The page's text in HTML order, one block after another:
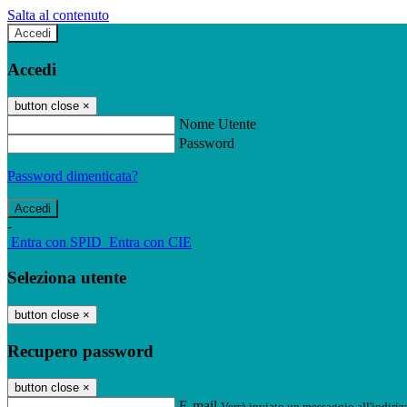
Salta al contenuto
Accedi
Accedi
button close ×
Nome Utente
Password
Password dimenticata?
-
Entra con SPID Entra con CIE
Seleziona utente
button close ×
Recupero password
button close ×